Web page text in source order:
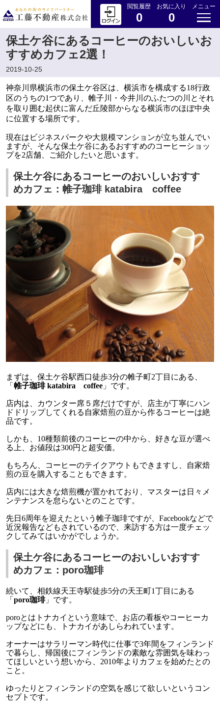
閲覧履歴
0
お気に入り
0
メニュー
保土ケ谷にあるコーヒーのおいしいお
すすめカフェ2選！
2019-10-25
神奈川県横浜市の保土ケ谷区は、横浜市を構成する18行政
区のうちの1つであり、帷子川・今井川のふたつの川とそれ
を取り囲む起伏に富んだ丘陵部からなる横浜市のほぼ中央
に位置する場所です。
現在はビジネスパークや大規模マンションが立ち並んでい
ますが、そんな保土ケ谷にあるおすすめのコーヒーショッ
プを2店舗、ご紹介したいと思います。
保土ケ谷にあるコーヒーのおいしいおすす
めカフェ：帷子珈琲 katabira coffee
まずは、保土ケ谷駅西口徒歩3分の帷子町2丁目にある、
「 帷子珈琲 katabira coffee」です。
店内は、カウンター席５席だけですが、店主が丁寧にハン
ドドリップしてくれる自家焙煎の豆から作るコーヒーは絶
品です。
しかも、10種類前後のコーヒーの中から、好きな豆が選べ
る上、お値段は300円と超安価。
もちろん、コーヒーのテイクアウトもできますし、自家焙
煎の豆を購入することもできます。
店内には大きな焙煎機が置かれており、マスターは日々メ
ンテナンスを怠らないとのことです。
先日6周年を迎えたという帷子珈琲ですが、Facebookなどで
近況報告などもされているので、来訪する方は一度チェッ
クしてみてはいかがでしょうか。
保土ケ谷にあるコーヒーのおいしいおすす
めカフェ：poro珈琲
続いて、相鉄線天王寺駅徒歩5分の天王町1丁目にある
「 poro珈琲」です。
poroとはトナカイという意味で、お店の看板やコーヒーカ
ップなどにも、トナカイがあしらわれています。
オーナーはサラリーマン時代に仕事で3年間をフィンランド
で暮らし、帰国後にフィンランドの素敵な雰囲気を味わっ
てほしいという想いから、2010年よりカフェを始めたとの
こと。
ゆったりとフィンランドの空気を感じて欲しいというコン
セプトです。